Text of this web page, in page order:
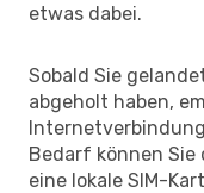
etwas dabei.
Sobald Sie
abgeholt haben,
Bedarf können Sie
eine lokale SIM-